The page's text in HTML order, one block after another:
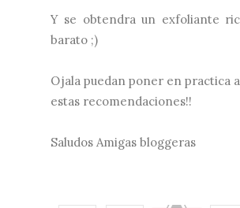
Y se obtendra un exfoliante
barato ;)
Ojala puedan poner en practica
estas recomendaciones!!
Saludos Amigas bloggeras